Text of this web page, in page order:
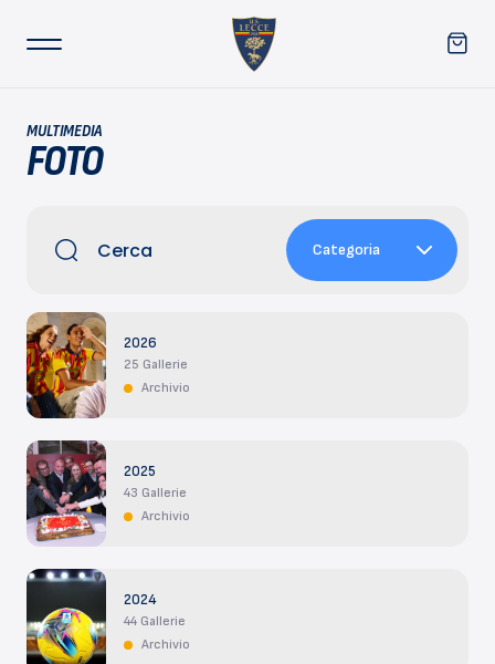
MULTIMEDIA
FOTO
Categoria
2026
25 Gallerie
Archivio
2025
43 Gallerie
Archivio
2024
44 Gallerie
Archivio